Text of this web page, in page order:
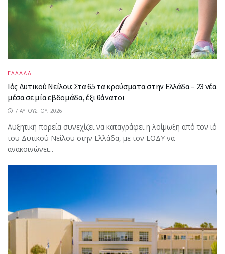
ΕΛΛΑΔΑ
Ιός Δυτικού Νείλου: Στα 65 τα κρούσματα στην Ελλάδα – 23 νέα
μέσα σε μία εβδομάδα, έξι θάνατοι
7 ΑΥΓΟΎΣΤΟΥ, 2026
Αυξητική πορεία συνεχίζει να καταγράφει η λοίμωξη από τον ιό
του Δυτικού Νείλου στην Ελλάδα, με τον ΕΟΔΥ να
ανακοινώνει...